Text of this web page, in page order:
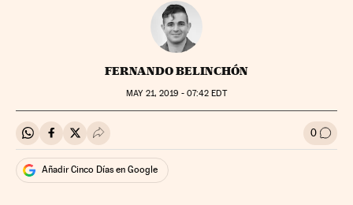
FERNANDO BELINCHÓN
MAY21, 2019 - 07:42 EDT
Compartir en Whatsapp
Compartir en Facebook
Compartir en Twitter
Desplegar Redes Sociales 0 Ir a
Añadir Cinco Días en Google